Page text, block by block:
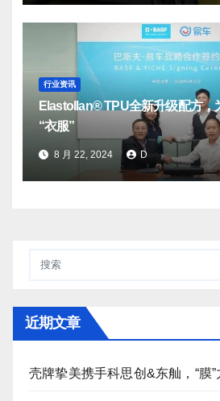
行业资讯
Elastollan® TPU全新升级配方，
“衣服”
8 月 22, 2024 D
近期文章
壳牌挚美携手科思创&东舢，“膜”